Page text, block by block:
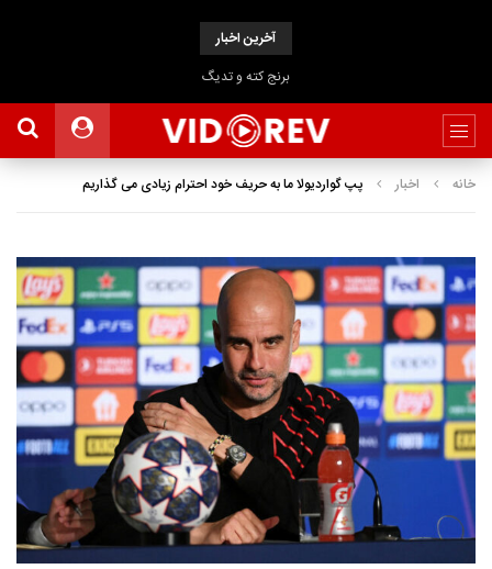
آخرین اخبار
برنج کته و تدیگ
خانه اخبار پپ گواردیولا ما به حریف خود احترام زیادی می گذاریم